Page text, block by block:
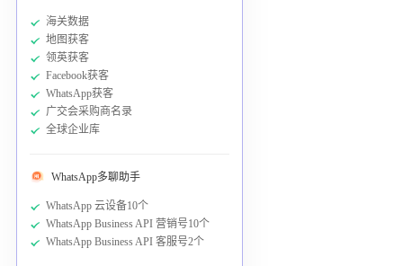
海关数据
地图获客
领英获客
Facebook获客
WhatsApp获客
广交会采购商名录
全球企业库
WhatsApp多聊助手
WhatsApp 云设备10个
WhatsApp Business API 营销号10个
WhatsApp Business API 客服号2个